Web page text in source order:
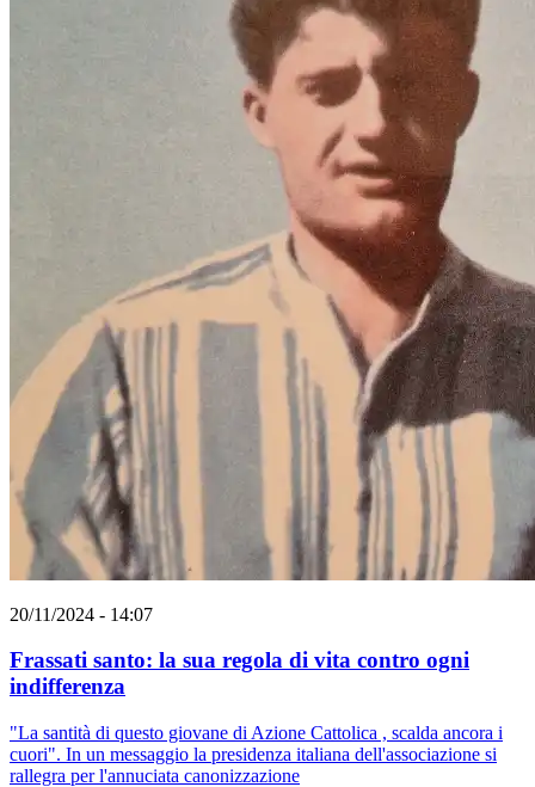
20/11/2024 - 14:07
Frassati santo: la sua regola di vita contro ogni
indifferenza
"La santità di questo giovane di Azione Cattolica , scalda ancora i
cuori". In un messaggio la presidenza italiana dell'associazione si
rallegra per l'annuciata canonizzazione